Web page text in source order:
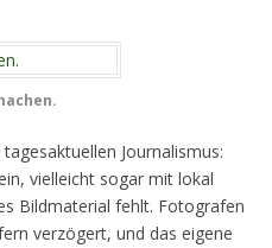
Journalismus:
vielleicht sogar mit lokal
Bildmaterial fehlt. Fotografen
verzögert, und das eigene